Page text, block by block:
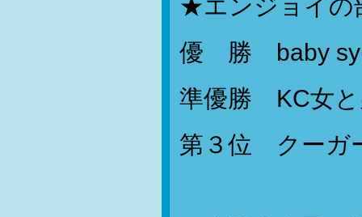
★エンジョイの
優 勝 baby
準優勝 KC女
第３位 クーガ